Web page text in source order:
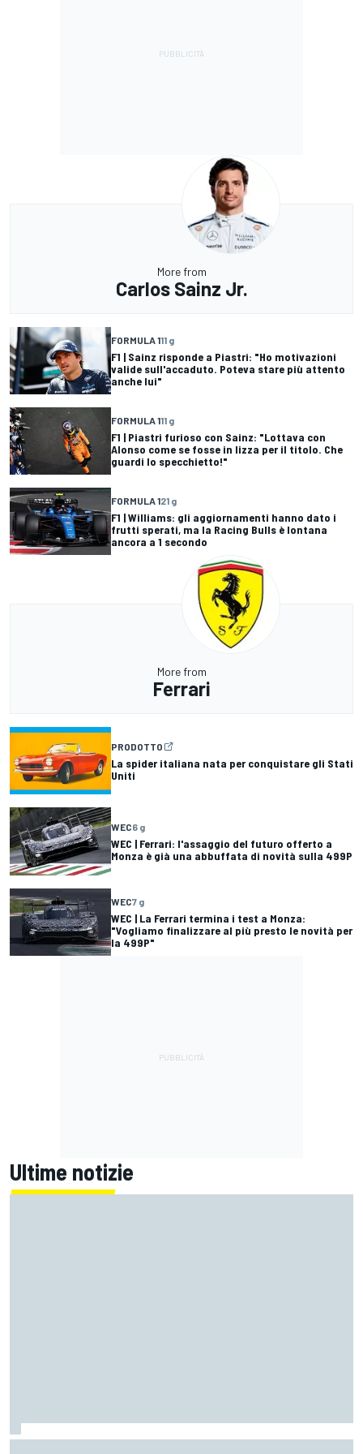
More from
Carlos Sainz Jr.
FORMULA 111 g
F1 | Sainz risponde a Piastri: "Ho motivazioni
valide sull'accaduto. Poteva stare più attento
anche lui"
FORMULA 111 g
F1 | Piastri furioso con Sainz: "Lottava con
Alonso come se fosse in lizza per il titolo. Che
guardi lo specchietto!"
FORMULA 121 g
F1 | Williams: gli aggiornamenti hanno dato i
frutti sperati, ma la Racing Bulls è lontana
ancora a 1 secondo
More from
Ferrari
PRODOTTO
La spider italiana nata per conquistare gli Stati
Uniti
WEC6 g
WEC | Ferrari: l'assaggio del futuro offerto a
Monza è già una abbuffata di novità sulla 499P
WEC7 g
WEC | La Ferrari termina i test a Monza:
"Vogliamo finalizzare al più presto le novità per
la 499P"
Ultime notizie